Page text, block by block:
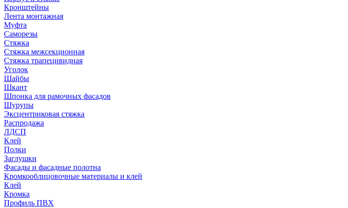
Кронштейны
Лента монтажная
Муфта
Саморезы
Стяжка
Стяжка межсекционная
Стяжка трапецивидная
Уголок
Шайбы
Шкант
Шпонка для рамочных фасадов
Шурупы
Эксцентриковая стяжка
Распродажа
ЛДСП
Клей
Полки
Заглушки
Фасады и фасадные полотна
Кромкооблицовочные материалы и клей
Клей
Кромка
Профиль ПВХ